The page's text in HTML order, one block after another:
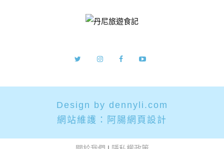
Design by dennyli.com
網站維護： 阿腸網頁設計